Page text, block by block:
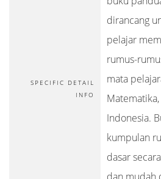
SPECIFIC DETAIL
INFO
dirancang
pelajar
rumus-
mata
Matematika,
Indonesia.
kumpulan
dasar